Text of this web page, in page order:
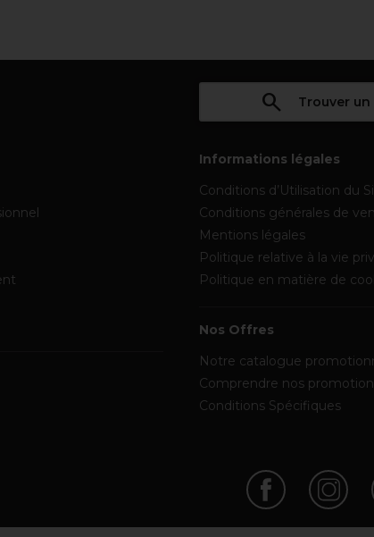
Trouver un
Informations légales
Conditions d’Utilisation du
Conditions générales de
Mentions légales
Politique relative à la vie
Politique en matière de
Nos Offres
Notre catalogue
Comprendre nos
Conditions Spécifiques